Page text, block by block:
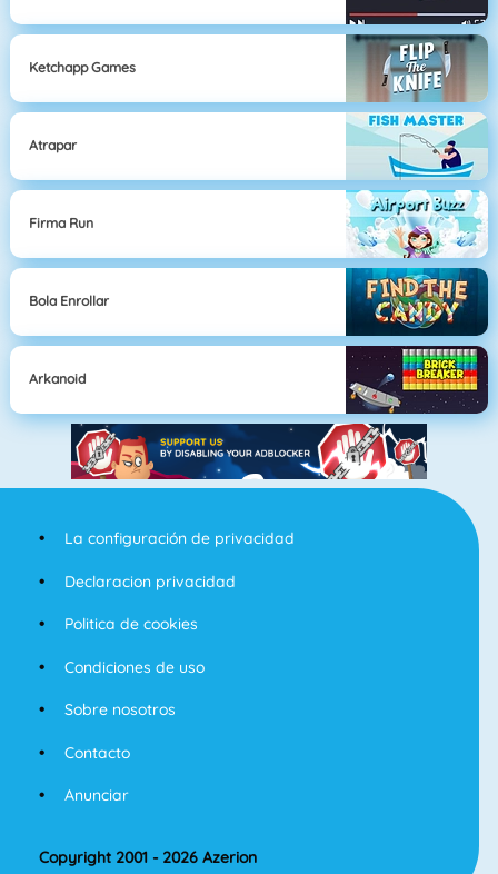
Ketchapp Games
Atrapar
Firma Run
Bola Enrollar
Arkanoid
La configuración de privacidad
Declaracion privacidad
Politica de cookies
Condiciones de uso
Sobre nosotros
Contacto
Anunciar
Copyright 2001 - 2026 Azerion